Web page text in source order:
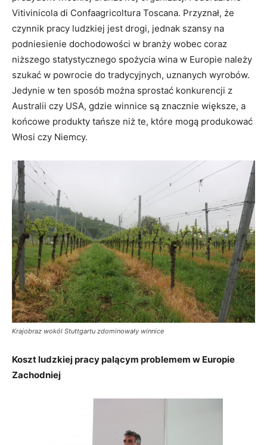
Vitivinicola di Confaagricoltura Toscana. Przyznał, że
czynnik pracy ludzkiej jest drogi, jednak szansy na
podniesienie dochodowości w branży wobec coraz
niższego statystycznego spożycia wina w Europie należy
szukać w powrocie do tradycyjnych, uznanych wyrobów.
Jedynie w ten sposób można sprostać konkurencji z
Australii czy USA, gdzie winnice są znacznie większe, a
końcowe produkty tańsze niż te, które mogą produkować
Włosi czy Niemcy.
Krajobraz wokól Stuttgartu zdominowały winnice
Koszt ludzkiej pracy palącym problemem w Europie
Zachodniej